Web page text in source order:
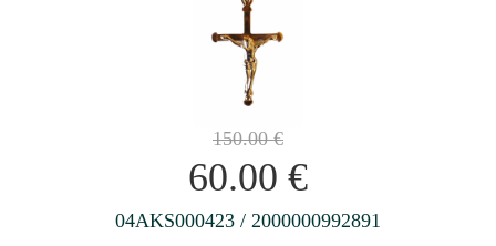
150.00€
60.00 €
04AKS000423 / 2000000992891